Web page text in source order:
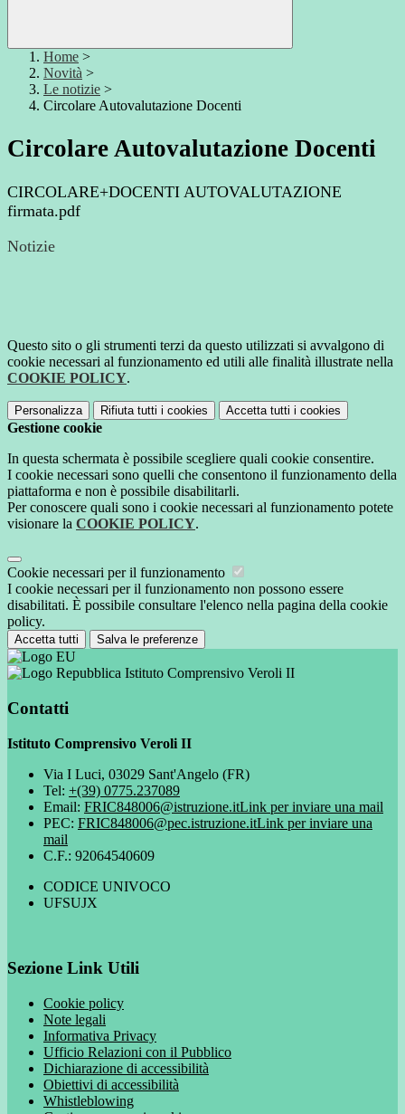
Home >
Novità >
Le notizie >
Circolare Autovalutazione Docenti
Circolare Autovalutazione Docenti
CIRCOLARE+DOCENTI AUTOVALUTAZIONE
firmata.pdf
Notizie
Questo sito o gli strumenti terzi da questo utilizzati si avvalgono di
cookie necessari al funzionamento ed utili alle finalità illustrate nella
COOKIE POLICY.
Personalizza Rifiuta tutti i cookies Accetta tutti i cookies
Gestione cookie
In questa schermata è possibile scegliere quali cookie consentire.
I cookie necessari sono quelli che consentono il funzionamento della
piattaforma e non è possibile disabilitarli.
Per conoscere quali sono i cookie necessari al funzionamento potete
visionare la COOKIE POLICY.
Cookie necessari per il funzionamento
I cookie necessari per il funzionamento non possono essere
disabilitati. È possibile consultare l'elenco nella pagina della cookie
policy.
Accetta tutti Salva le preferenze
Istituto Comprensivo Veroli II
Contatti
Istituto Comprensivo Veroli II
Via I Luci, 03029 Sant'Angelo (FR)
Tel: +(39) 0775.237089
Email: FRIC848006@istruzione.itLink per inviare una mail
PEC: FRIC848006@pec.istruzione.itLink per inviare una
mail
C.F.: 92064540609
CODICE UNIVOCO
UFSUJX
Sezione Link Utili
Cookie policy
Note legali
Informativa Privacy
Ufficio Relazioni con il Pubblico
Dichiarazione di accessibilità
Obiettivi di accessibilità
Whistleblowing